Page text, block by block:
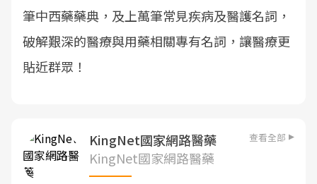
筆中西藥藥典，及上萬筆常見疾病及醫護名詞，
破解艱深的醫療與用藥相關專有名詞，讓醫療更
貼近群眾！
KingNet國家網路醫藥 查看全部
KingNet國家網路醫藥